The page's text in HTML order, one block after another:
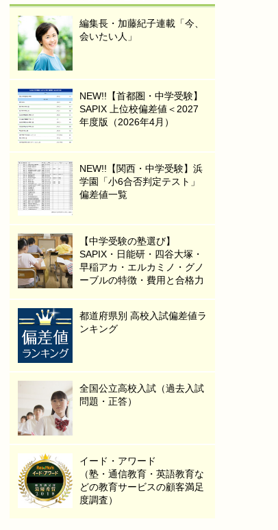
編集長・加藤紀子連載「今、
会いたい人」
NEW!!【首都圏・中学受験】
SAPIX 上位校偏差値＜2027
年度版（2026年4月）
NEW!!【関西・中学受験】浜
学園「小6合否判定テスト」
偏差値一覧
【中学受験の塾選び】
SAPIX・日能研・四谷大塚・
早稲アカ・エルカミノ・グノ
ーブルの特徴・費用と合格力
都道府県別 高校入試偏差値ラ
ンキング
全国公立高校入試（過去入試
問題・正答）
イード・アワード
（塾・通信教育・英語教育な
どの教育サービスの顧客満足
度調査）